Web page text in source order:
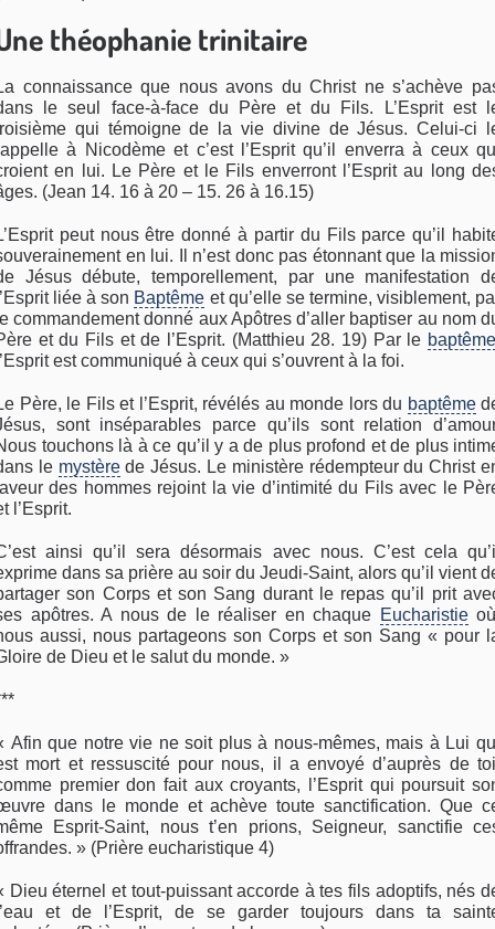
théophanie trinitaire
connaissance que nous avons du Christ ne s’achève
le seul face-à-face du Père et du Fils. L’Esprit est
qui témoigne de la vie divine de Jésus. Celui-ci
à Nicodème et c’est l’Esprit qu’il enverra à ceux
en lui. Le Père et le Fils enverront l’Esprit au long
(Jean 14. 16 à 20 – 15. 26 à 16.15)
peut nous être donné à partir du Fils parce qu’il
en lui. Il n’est donc pas étonnant que la
Jésus débute, temporellement, par une manifestation
liée à son Baptême et qu’elle se termine, visiblement,
commandement donné aux Apôtres d’aller baptiser au nom
et du Fils et de l’Esprit. (Matthieu 28. 19) Par le baptême
est communiqué à ceux qui s’ouvrent à la foi.
Père, le Fils et l’Esprit, révélés au monde lors du baptême
sont inséparables parce qu’ils sont relation
touchons là à ce qu’il y a de plus profond et de plus
le mystèrede Jésus. Le ministère rédempteur du Christ
des hommes rejoint la vie d’intimité du Fils avec le
l’Esprit.
ainsi qu’il sera désormais avec nous. C’est cela
dans sa prière au soir du Jeudi-Saint, alors qu’il vient
son Corps et son Sang durant le repas qu’il prit
apôtres. A nous de le réaliser en chaque Eucharistie
aussi, nous partageons son Corps et son Sang « pour
de Dieu et le salut du monde. »
Afin que notre vie ne soit plus à nous-mêmes, mais à Lui
mort et ressuscité pour nous, il a envoyé d’auprès de
premier don fait aux croyants, l’Esprit qui poursuit
dans le monde et achève toute sanctification. Que
Esprit-Saint, nous t’en prions, Seigneur, sanctifie
» (Prière eucharistique 4)
Dieu éternel et tout-puissant accorde à tes fils adoptifs, nés
et de l’Esprit, de se garder toujours dans ta